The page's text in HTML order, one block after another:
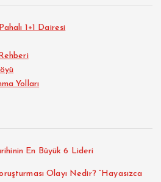
1+1 Dairesi
Yolları
En Büyük 6 Lideri
Olayı Nedir? “Hayasızca